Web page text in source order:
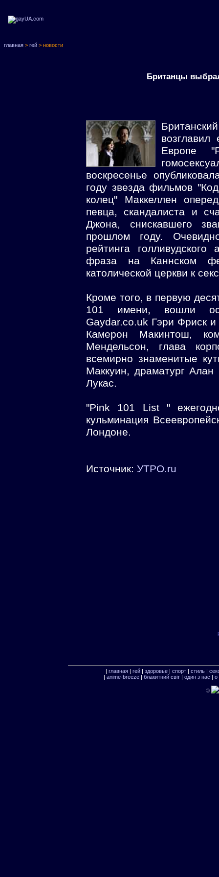
главная > гей > новости
Британцы
Европе
воскресенье
году звезда фильмов
колец" Маккеллен
певца, скандалиста и
Джона, снискавшего
прошлом году.
рейтинга
фраза на Каннском
католической церкви к
Кроме того, в первую
101 имени, вошли
Gaydar.co.uk Гэри Фриск
Камерон Макинтош,
Мендельсон, глава
всемирно знаменитые
Маккуин, драматург
Лукас.
"Pink 101 List "
кульминация
Лондоне.
Источник: УТРО.ru
| главная| гей| здоровье| спорт| стиль|
| anime-breeze| блакитний свiт| один з нас | о
©